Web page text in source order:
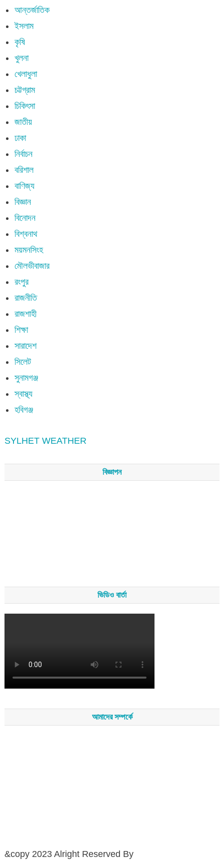
আন্তর্জাতিক
ইসলাম
কৃষি
খুলনা
খেলাধুলা
চট্টগ্রাম
চিকিৎসা
জাতীয়
ঢাকা
নির্বাচন
বরিশাল
বাণিজ্য
বিজ্ঞান
বিনোদন
বিশ্বনাথ
ময়মনসিংহ
মৌলভীবাজার
রংপুর
রাজনীতি
রাজশাহী
শিক্ষা
সারাদেশ
সিলেট
সুনামগঞ্জ
স্বাস্থ্য
হবিগঞ্জ
SYLHET WEATHER
বিজ্ঞাপন
ভিডিও বার্তা
আমাদের সম্পর্কে
&copy 2023 Alright Reserved By